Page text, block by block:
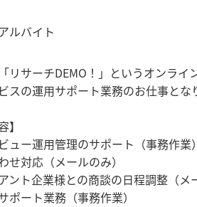
ルバイト
リサーチDEMO！」というオンライ
スの運用サポート業務のお仕事とな
】
ュー運用管理のサポート（事務作業）
せ対応（メールのみ）
ント企業様との商談の日程調整（メ
ポート業務（事務作業）